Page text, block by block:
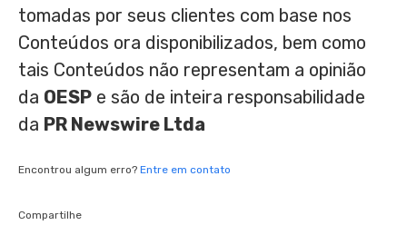
tomadas por seus clientes com base nos
Conteúdos ora disponibilizados, bem como
tais Conteúdos não representam a opinião
da OESP e são de inteira responsabilidade
da PR Newswire Ltda
Encontrou algum erro? Entre em contato
Compartilhe